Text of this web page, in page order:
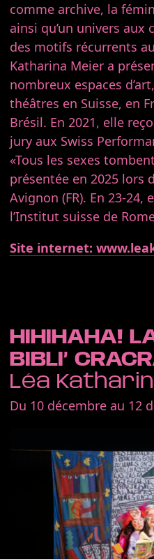
comme archive, la
ainsi qu’un univers aux
des motifs récurrents
Katharina Meier a
nombreux espaces
théâtres en Suisse, en
Brésil. En 2021, elle
jury aux Swiss
«Tous les sexes
présentée en 2025 lors
Avignon (FR). En 23-24,
l’Institut suisse de
Site internet:
HIHIHAHA!
BIBLI’
Léa
Du 10 décembre au 12